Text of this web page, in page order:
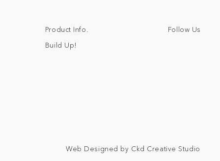
Web Designed by Ckd Creative Studio
Product Info.
Build Up!
Follow Us